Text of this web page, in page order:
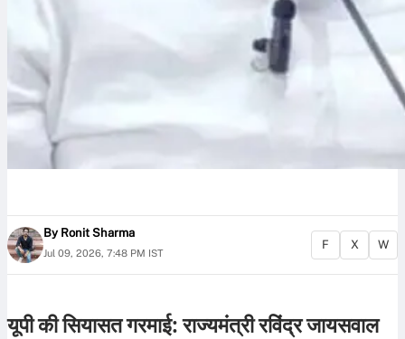
By Ronit Sharma
Jul 09, 2026, 7:48 PM IST
F X W
यूपी की सियासत गरमाई: राज्यमंत्री रविंद्र जायसवाल